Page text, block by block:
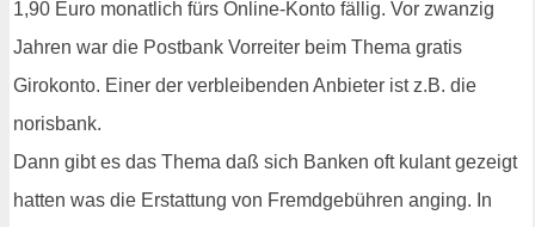
1,90 Euro monatlich fürs Online-Konto fällig. Vor zwanzig
Jahren war die Postbank Vorreiter beim Thema gratis
Girokonto. Einer der verbleibenden Anbieter ist z.B. die
norisbank.
Dann gibt es das Thema daß sich Banken oft kulant gezeigt
hatten was die Erstattung von Fremdgebühren anging. In